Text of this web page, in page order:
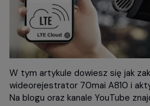
W tym artykule dowiesz się jak
wideorejestrator 70mai A810 i
Na blogu oraz kanale YouTube